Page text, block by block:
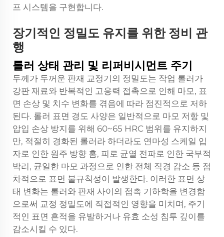
프 시스템을 구현합니다.
장기적인 정밀도 유지를 위한 정비 관
행
롤러 상태 관리 및 리퍼비시먼트 주기
두께가 두꺼운 판재 교정기의 정밀도는 작업 롤러가
강판 재료와 반복적인 고응력 접촉으로 인해 마모, 표
면 손상 및 치수 변화를 겪음에 따라 점진적으로 저하
된다. 롤러 표면 경도 사양은 일반적으로 마모 저항 및
압입 손상 방지를 위해 60~65 HRC 범위를 유지하지
만, 적절히 경화된 롤러라 하더라도 연마성 스케일 입
자로 인한 원주 방향 홈, 피로 균열 전파로 인한 국부적
박리, 균일한 마모 과정으로 인한 전체 직경 감소 등 점
차적으로 표면 불규칙성이 발생한다. 이러한 표면 상
태 변화는 롤러와 판재 사이의 접촉 기하학을 변경함
으로써 교정 정밀도에 직접적인 영향을 미치며, 주기
적인 표면 흔적을 유발하거나 유효 소성 침투 깊이를
감소시킬 수 있다.